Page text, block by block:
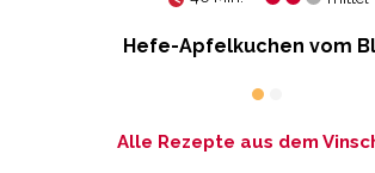
Hefe-Apfelkuchen vom
Alle Rezepte aus dem